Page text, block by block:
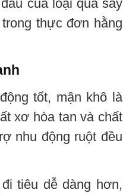
của loại quả sấy
thực đơn hằng
tốt, mận khô là
xơ hòa tan và chất
nhu động ruột đều
tiêu dễ dàng hơn,